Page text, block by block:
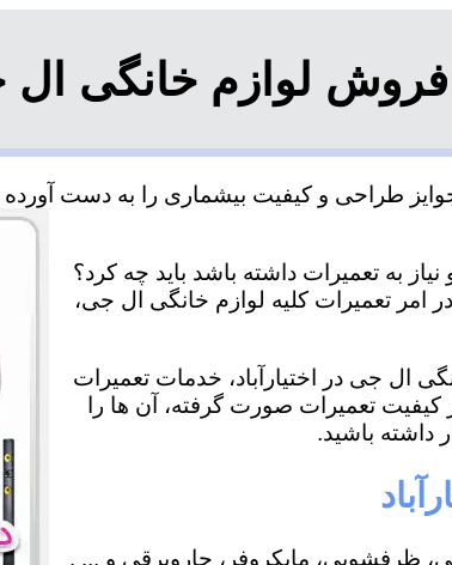
لوازم خانگی ال
طراحی و کیفیت بیشماری را به دست آورده
به تعمیرات داشته باشد باید چه کرد؟
در امر تعمیرات کلیه لوازم خانگی ال جی،
ال جی در اختیارآباد، خدمات تعمیرات
تعمیرات صورت گرفته، آن ها را
داشته باشید.
ظرفشویی، مایکروفر، جاروبرقی و ... .